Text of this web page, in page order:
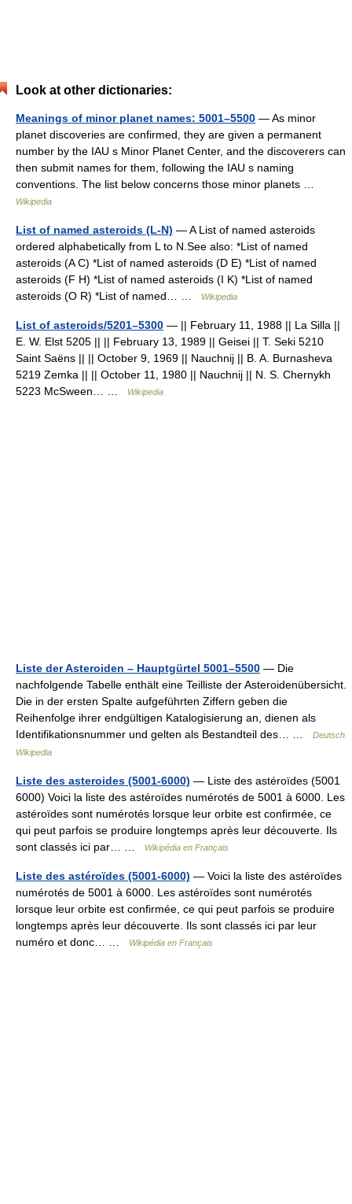
Look at other dictionaries:
Meanings of minor planet names: 5001–5500 — As minor
planet discoveries are confirmed, they are given a permanent
number by the IAU s Minor Planet Center, and the discoverers can
then submit names for them, following the IAU s naming
conventions. The list below concerns those minor planets …
Wikipedia
List of named asteroids (L-N) — A List of named asteroids
ordered alphabetically from L to N.See also: *List of named
asteroids (A C) *List of named asteroids (D E) *List of named
asteroids (F H) *List of named asteroids (I K) *List of named
asteroids (O R) *List of named… …
Wikipedia
List of asteroids/5201–5300 — || February 11, 1988 || La Silla ||
E. W. Elst 5205 || || February 13, 1989 || Geisei || T. Seki 5210
Saint Saëns || || October 9, 1969 || Nauchnij || B. A. Burnasheva
5219 Zemka || || October 11, 1980 || Nauchnij || N. S. Chernykh
5223 McSween… …
Wikipedia
Liste der Asteroiden – Hauptgürtel 5001–5500 — Die
nachfolgende Tabelle enthält eine Teilliste der Asteroidenübersicht.
Die in der ersten Spalte aufgeführten Ziffern geben die
Reihenfolge ihrer endgültigen Katalogisierung an, dienen als
Identifikationsnummer und gelten als Bestandteil des… …
Deutsch
Wikipedia
Liste des asteroides (5001-6000) — Liste des astéroïdes (5001
6000) Voici la liste des astéroïdes numérotés de 5001 à 6000. Les
astéroïdes sont numérotés lorsque leur orbite est confirmée, ce
qui peut parfois se produire longtemps après leur découverte. Ils
sont classés ici par… …
Wikipédia en Français
Liste des astéroïdes (5001-6000) — Voici la liste des astéroïdes
numérotés de 5001 à 6000. Les astéroïdes sont numérotés
lorsque leur orbite est confirmée, ce qui peut parfois se produire
longtemps après leur découverte. Ils sont classés ici par leur
numéro et donc… …
Wikipédia en Français